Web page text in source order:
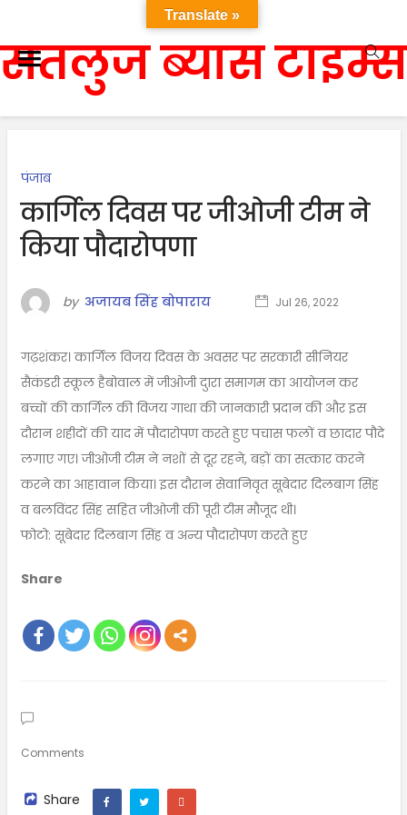
सतलुज ब्यास टाइम्स
पंजाब
कार्गिल दिवस पर जीओजी टीम ने
किया पौदारोपणा
by अजायब सिंह बोपाराय Jul 26, 2022
गढ़शंकर। कार्गिल विजय दिवस के अवसर पर सरकारी सीनियर
सैकंडरी स्कूल हैबोवाल में जीओजी दुारा समागम का आयोजन कर
बच्चों की कार्गिल की विजय गाथा की जानकारी प्रदान की और इस
दौरान शहीदों की याद में पौदारोपण करते हुए पचास फलों व छादार पौदे
लगाए गए। जीओजी टीम ने नशों से दूर रहने, बड़ों का सत्कार करने
करने का आहावान किया। इस दौरान सेवानिवृत सूबेदार दिलबाग सिंह
व बलविंदर सिंह सहित जीओजी की पूरी टीम मौजूद थी।
फोटो: सूबेदार दिलबाग सिंह व अन्य पौदारोपण करते हुए
Share
Comments
Share
Translate »